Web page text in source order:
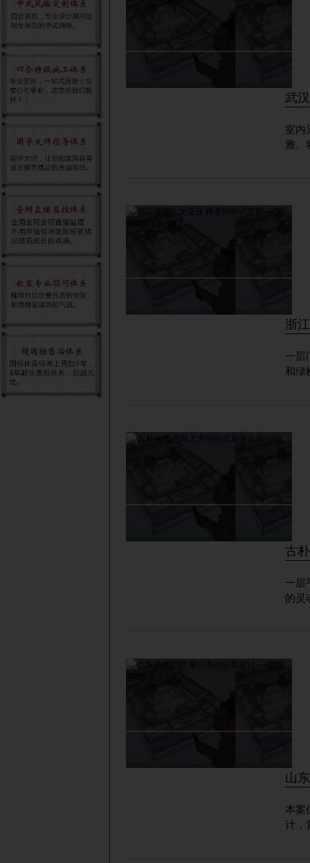
武
室内
雅。
浙
一层门厅 三层平面 三层门厅 餐
和绿
古
一层平面图 门厅 古色古香
的灵
山
本案
计，